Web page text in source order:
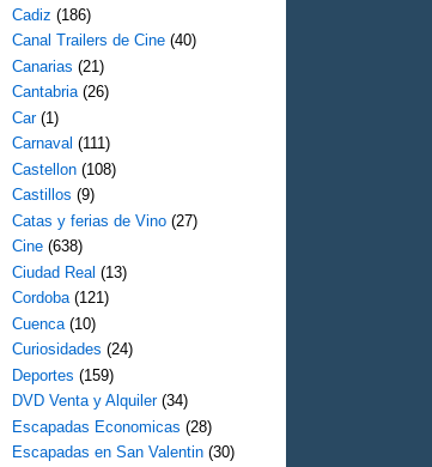
Cadiz (186)
Canal Trailers de Cine (40)
Canarias (21)
Cantabria (26)
Car (1)
Carnaval (111)
Castellon (108)
Castillos (9)
Catas y ferias de Vino (27)
Cine (638)
Ciudad Real (13)
Cordoba (121)
Cuenca (10)
Curiosidades (24)
Deportes (159)
DVD Venta y Alquiler (34)
Escapadas Economicas (28)
Escapadas en San Valentin (30)